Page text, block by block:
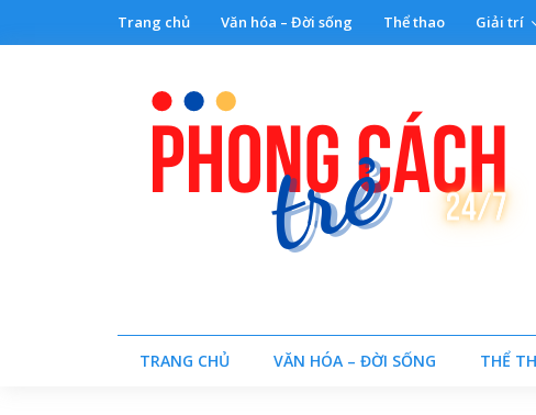
Trang chủ Văn hóa – Đời sống Thể thao Giải trí
TRANG CHỦ VĂN HÓA – ĐỜI SỐNG THỂ